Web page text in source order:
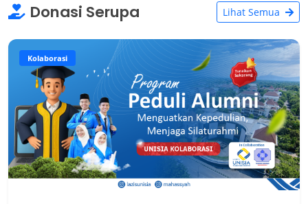
Donasi Serupa Lihat Semua
Kolaborasi